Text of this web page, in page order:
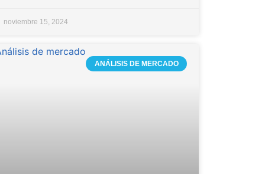
noviembre 15, 2024
ANÁLISIS DE MERCADO